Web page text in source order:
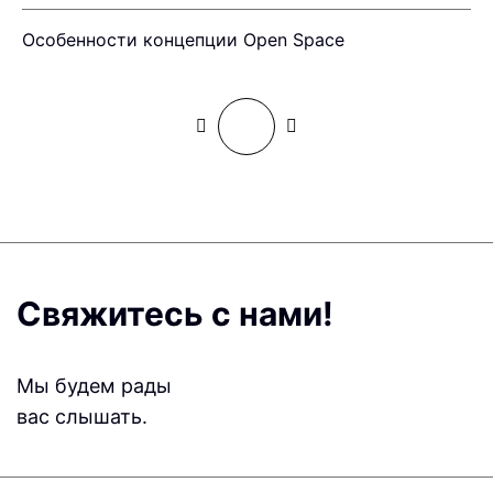
Особенности концепции Open Space
Свяжитесь с нами!
Мы будем рады
вас слышать.